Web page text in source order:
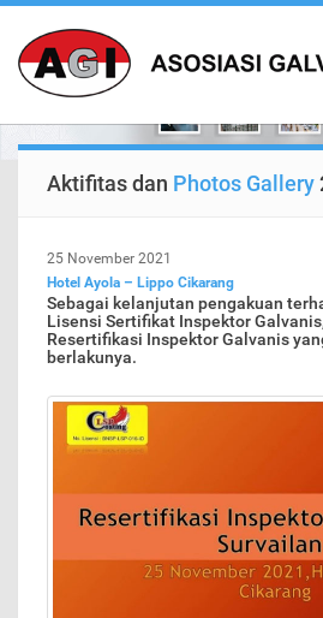
Aktifitas dan Photos Gallery
25 November 2021
Hotel Ayola – Lippo Cikarang
Sebagai kelanjutan pengakuan
Lisensi Sertifikat Inspektor
Resertifikasi Inspektor Galvanis
berlakunya.